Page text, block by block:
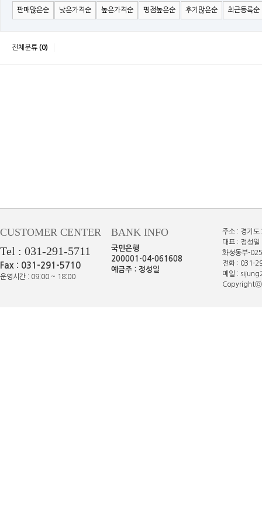
판매많은순 낮은가격순 높은가격순 평점높은순 후기많은순 최근등록순
전체분류 (0)
CUSTOMER CENTER
Tel : 031-291-5711
Fax : 031-291-5710
운영시간 : 09:00 ~ 18:00
BANK INFO
국민은행
200001-04-061608
예금주 : 정성일
주소 : 경기
대표 : 정성
화성동부-
전화 : 031-
메일 :